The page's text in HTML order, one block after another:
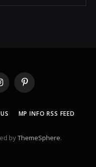
Pinterest
MP INFO RSS FEED
byThemeSphere.